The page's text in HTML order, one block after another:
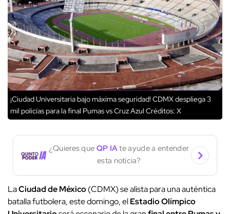
¡Ciudad Universitaria bajo máxima seguridad! CDMX despliega 3
mil policías para la final Pumas vs Cruz Azul Créditos: X
¿Quieres que QP IAte ayude a entender
esta noticia?
LaCiudad de México(CDMX) se alista para una auténtica
batalla futbolera, este domingo, elEstadio Olímpico